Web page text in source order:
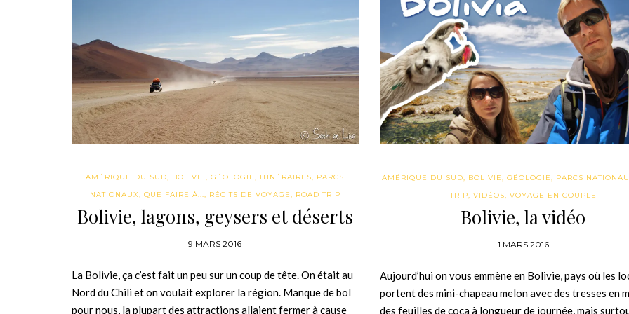
AMÉRIQUE DU SUD, BOLIVIE,GÉOLOGIE, ITINÉRAIRES, PARCS
NATIONAUX, QUE FAIRE À..., RÉCITS DE VOYAGE, ROAD TRIP
Bolivie, lagons, geysers et déserts
9 MARS 2016
La Bolivie, ça c’est fait un peu sur un coup de tête. On était au
Nord du Chili et on voulait explorer la région. Manque de bol
pour nous, la plupart des attractions allaient fermer à cause
AMÉRIQUE DU SUD, BOLIVIE,GÉOLOGIE, PARCS
TRIP, VIDÉOS, VOYAGE EN COUPLE
Bolivie, la vidéo
1 MARS 2016
Aujourd’hui on vous emmène en Bolivie, pays où les
portent des mini-chapeau melon avec des tresses en
des feuilles de coca à longueur de journée, mais